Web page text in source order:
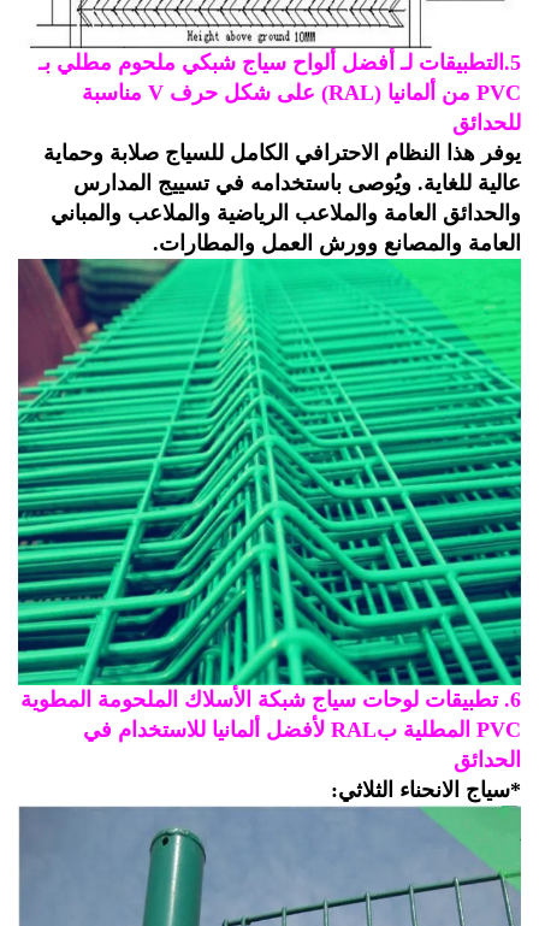
أفضل ألواح سياج شبكي ملحوم مطلي بـ
PVC من ألمانيا (RAL) على شكل حرف V مناسبة
هذا النظام الاحترافي الكامل للسياج صلابة وحماية
للغاية. ويُوصى باستخدامه في تسييج المدارس
العامة والملاعب الرياضية والملاعب والمباني
والمصانع وورش العمل والمطارات.
6. تطبيقات لوحات سياج شبكة الأسلاك الملحومة المطوية
PVC المطلية بRAL لأفضل ألمانيا للاستخدام في
الانحناء الثلاثي: